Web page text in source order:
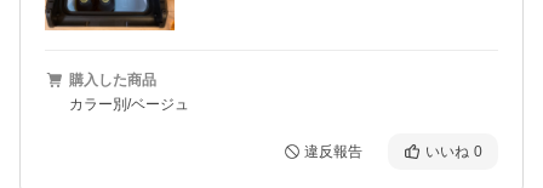
購入した商品
カラー別/ベージュ
違反報告 いいね 0